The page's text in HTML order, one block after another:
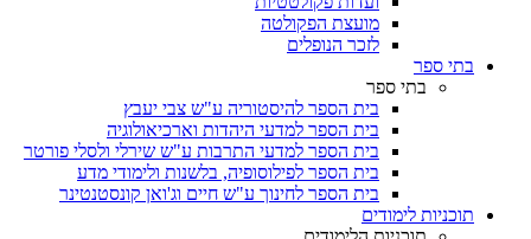
מועצת הפקולטה
לזכר הנופלים
בתי ספר
בתי ספר
בית הספר להיסטוריה ע"ש צבי יעבץ
בית הספר למדעי היהדות וארכיאולוגיה
בית הספר למדעי התרבות ע"ש שירלי ולסלי פורטר
בית הספר לפילוסופיה, בלשנות ולימודי מדע
בית הספר לחינוך ע"ש חיים וג'ואן קונסטנטינר
תוכניות לימודים